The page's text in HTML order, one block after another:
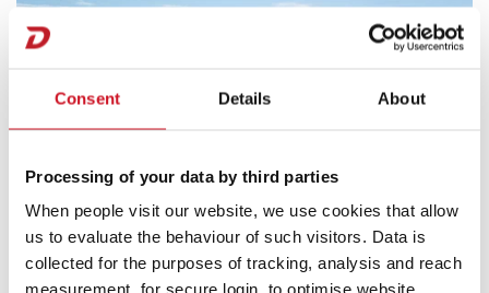
Consent Details About
Processing of your data by third parties
When people visit our website, we use cookies that allow
us to evaluate the behaviour of such visitors. Data is
collected for the purposes of tracking, analysis and reach
measurement, for secure login, to optimise website